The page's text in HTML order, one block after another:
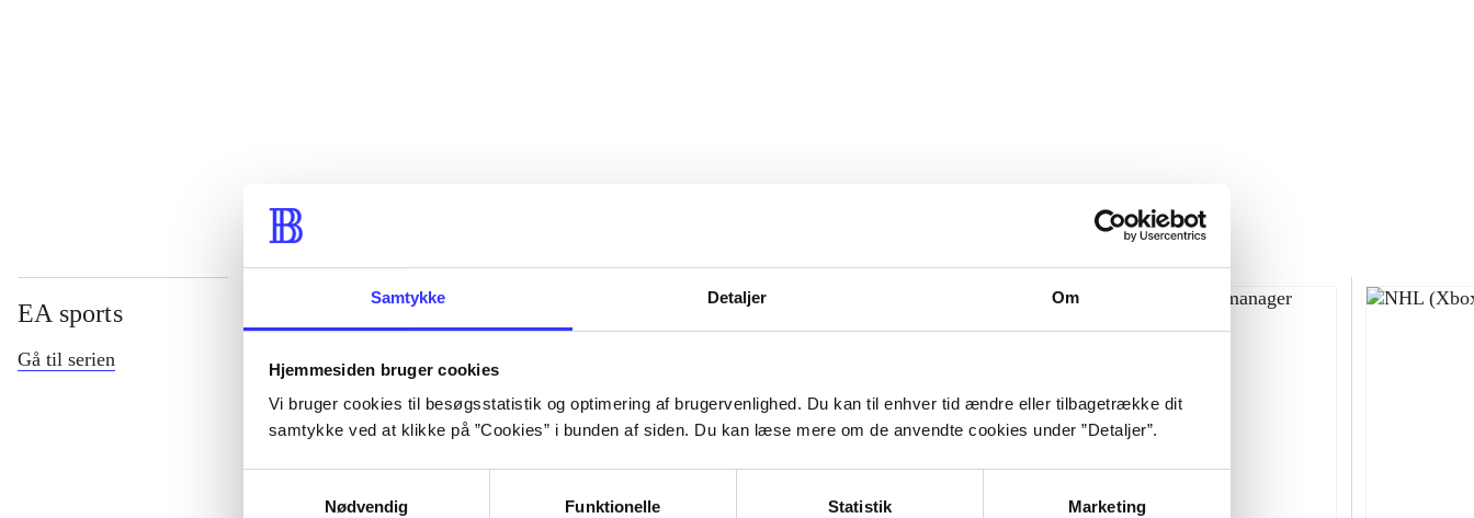
Samtykke Detaljer Om
Hjemmesiden bruger cookies
Vi bruger cookies til besøgsstatistik og optimering af brugervenlighed. Du kan til enhver tid ændre eller tilbagetrække dit
samtykke ved at klikke på ”Cookies” i bunden af siden. Du kan læse mere om de anvendte cookies under ”Detaljer”.
Nødvendig
Funktionelle Statistik Marketing
EA sports
Gå til serien